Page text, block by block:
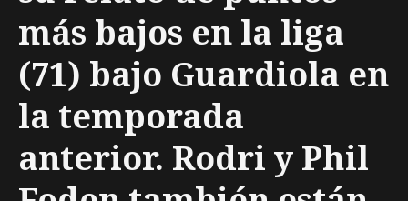
más bajos en la liga
(71) bajo Guardiola en
la temporada
anterior. Rodri y Phil